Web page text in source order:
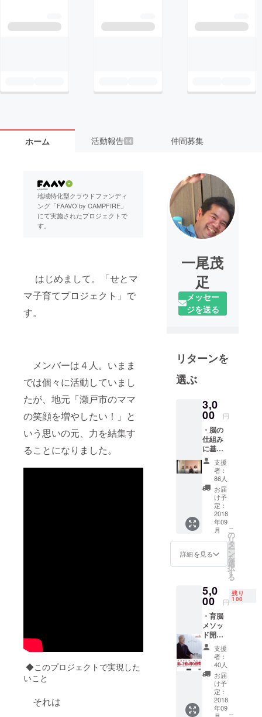
ホーム 活動報告 14 仲間募集
地域特化型クラウドファンディ
ング「FAAVO by CAMPFIRE」
にて実施されたプロジェクトで
す。
はじめまして。「せとマ
マ子育てプロジェクト」で
す。
メンバーは４人。いまま
では個々に活動していまし
たが、地元「瀬戸市のママ
の笑顔を増やしたい！」と
いう思いの元、力を結集す
ることになりました。
◆このプロジェクトで実現した
いこと
それは
一尾茂
疋
メッセー
ジを送る
リターンを
選ぶ
3,0
00 円
・脳の
仕組み
に基づ
いた年
代別関
わり方
のヒン
ト動
画：
「育脳
メソッ
ド」の
講師で
ある水
野貴久
枝から
組みの
解説と
それぞ
れの講
師から
の子育
てのヒ
ントを
お伝え
しま
す。 ・
見たら
笑顔に
なる
支援
者：
86人
お届
け予
定：
2018
年09
月
詳細を見る
こ
の
リ
タ
ー
ン
を
選
択
す
る
5,0
00 円
残り
100
・育脳
メソッ
ド開発
者 脳
神経外
科医
林成之
先生の
講演
DVD ・
育脳メ
支援
者：
40人
お届
け予
定：
2018
年09